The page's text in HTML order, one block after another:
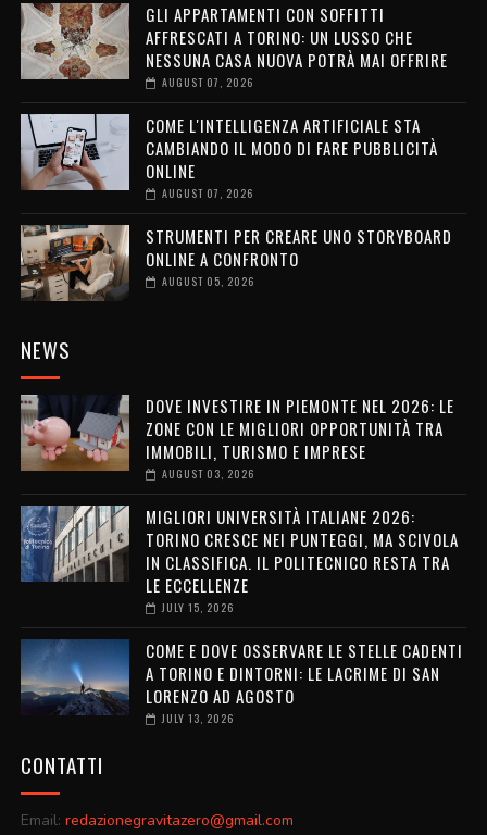
GLI APPARTAMENTI CON SOFFITTI
AFFRESCATI A TORINO: UN LUSSO CHE
NESSUNA CASA NUOVA POTRÀ MAI OFFRIRE
AUGUST 07, 2026
COME L'INTELLIGENZA ARTIFICIALE STA
CAMBIANDO IL MODO DI FARE PUBBLICITÀ
ONLINE
AUGUST 07, 2026
STRUMENTI PER CREARE UNO STORYBOARD
ONLINE A CONFRONTO
AUGUST 05, 2026
NEWS
DOVE INVESTIRE IN PIEMONTE NEL 2026: LE
ZONE CON LE MIGLIORI OPPORTUNITÀ TRA
IMMOBILI, TURISMO E IMPRESE
AUGUST 03, 2026
MIGLIORI UNIVERSITÀ ITALIANE 2026:
TORINO CRESCE NEI PUNTEGGI, MA SCIVOLA
IN CLASSIFICA. IL POLITECNICO RESTA TRA
LE ECCELLENZE
JULY 15, 2026
COME E DOVE OSSERVARE LE STELLE CADENTI
A TORINO E DINTORNI: LE LACRIME DI SAN
LORENZO AD AGOSTO
JULY 13, 2026
CONTATTI
Email: redazionegravitazero@gmail.com